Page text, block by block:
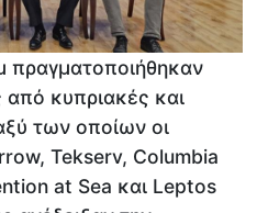
πραγματοποιήθηκαν
από κυπριακές και
των οποίων οι
Tekserv, Columbia
at Sea και Leptos